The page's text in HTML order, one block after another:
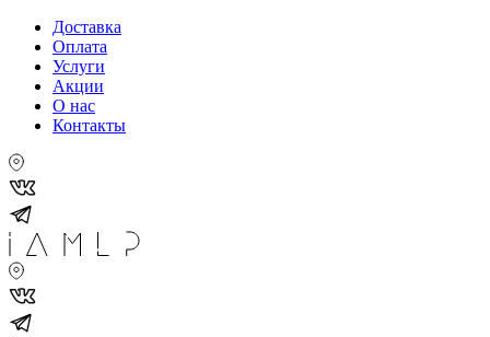
Доставка
Оплата
Услуги
Акции
О нас
Контакты